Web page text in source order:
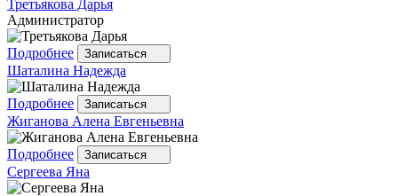
Третьякова Дарья
Администратор
Подробнее Записаться
Шаталина Надежда
Подробнее Записаться
Жиганова Алена Евгеньевна
Подробнее Записаться
Сергеева Яна